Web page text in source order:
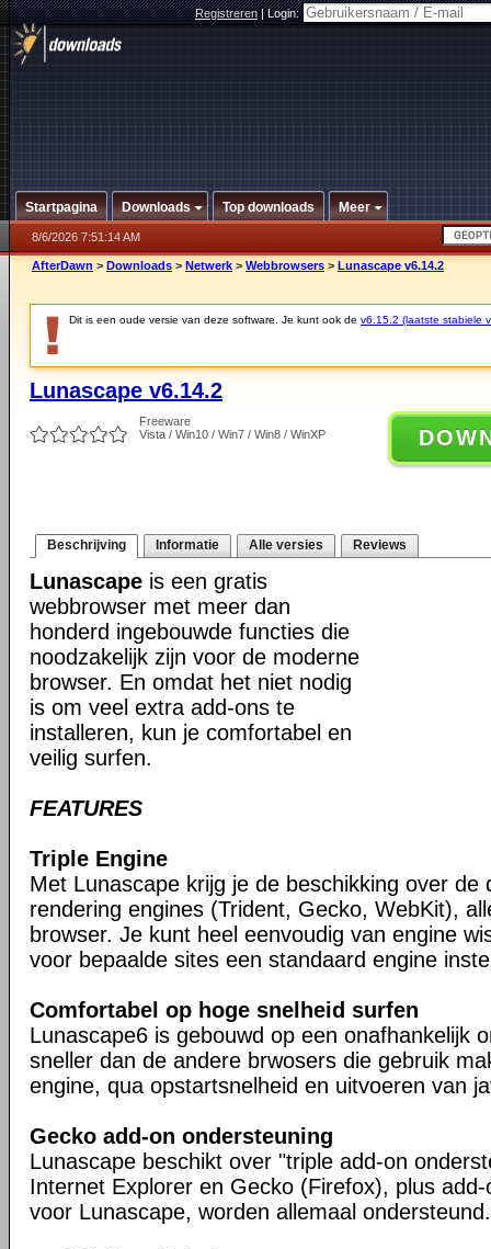
Registreren|Login:
Startpagina Downloads Top downloads Meer
8/6/2026 7:51:14 AM
AfterDawn > Downloads > Netwerk > Webbrowsers > Lunascape v6.14.2
Dit is een oude versie van deze software. Je kunt ook de v6.15.2 (laatste stabiele
Lunascape v6.14.2
Freeware
Vista / Win10 / Win7 / Win8 / WinXP
Beschrijving Informatie Alle versies Reviews
Lunascape is een gratis
webbrowser met meer dan
honderd ingebouwde functies die
noodzakelijk zijn voor de moderne
browser. En omdat het niet nodig
is om veel extra add-ons te
installeren, kun je comfortabel en
veilig surfen.
FEATURES
Triple Engine
Met Lunascape krijg je de beschikking over de
rendering engines (Trident, Gecko, WebKit),
browser. Je kunt heel eenvoudig van engine
voor bepaalde sites een standaard engine
Comfortabel op hoge snelheid surfen
Lunascape6 is gebouwd op een onafhankelijk
sneller dan de andere brwosers die gebruik
engine, qua opstartsnelheid en uitvoeren van
Gecko add-on ondersteuning
Lunascape beschikt over "triple add-on
Internet Explorer en Gecko (Firefox), plus
voor Lunascape, worden allemaal ondersteund.